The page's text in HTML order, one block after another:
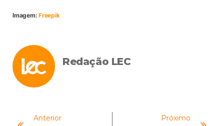
Imagem:Freepik
Redação LEC
Anterior Próximo